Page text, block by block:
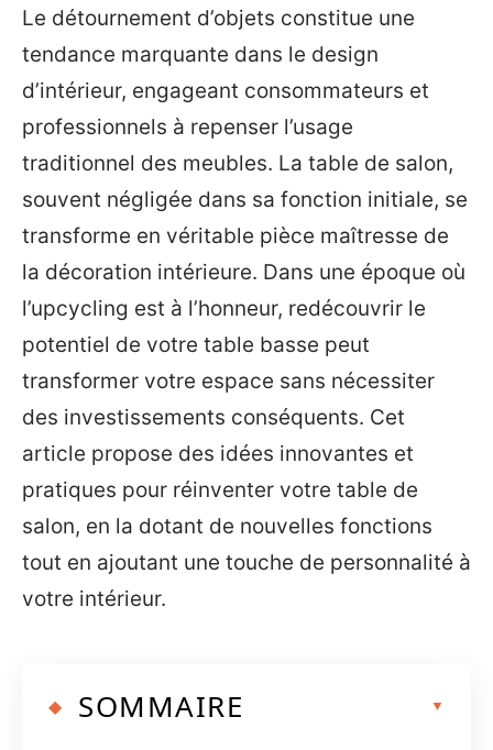
Le détournement d’objets constitue une
tendance marquante dans le design
d’intérieur, engageant consommateurs et
professionnels à repenser l’usage
traditionnel des meubles. La table de salon,
souvent négligée dans sa fonction initiale, se
transforme en véritable pièce maîtresse de
la décoration intérieure. Dans une époque où
l’upcycling est à l’honneur, redécouvrir le
potentiel de votre table basse peut
transformer votre espace sans nécessiter
des investissements conséquents. Cet
article propose des idées innovantes et
pratiques pour réinventer votre table de
salon, en la dotant de nouvelles fonctions
tout en ajoutant une touche de personnalité à
votre intérieur.
SOMMAIRE